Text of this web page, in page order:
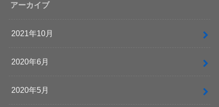
アーカイブ
2021年10月
2020年6月
2020年5月